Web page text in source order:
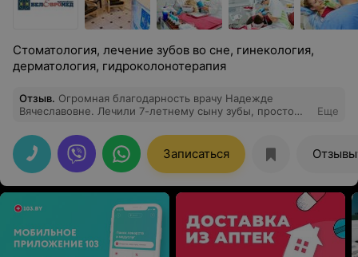
Стоматология, лечение зубов во сне, гинекология,
дерматология, гидроколонотерапия
Отзыв. Огромная благодарность врачу Надежде
Вячеславовне. Лечили 7-летнему сыну зубы, просто
медсестра общались с ребенком. При этом работают
очень аккуратно, он ни разу даже не пикнул, хотя
пришли с зубом, который уже болел.
Еще
Записаться Отзывы